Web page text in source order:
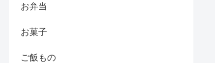
お弁当
お菓子
ご飯もの